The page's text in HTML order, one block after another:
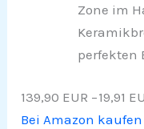
Zone im
perfekten
139,90 EUR −19,91
Bei Amazon kaufen